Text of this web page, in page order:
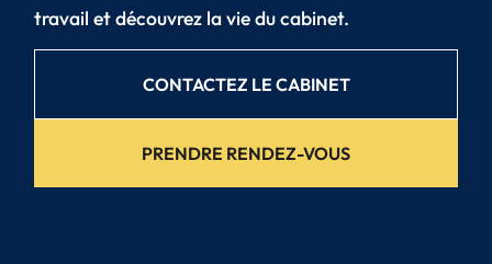
travail et découvrez la vie du cabinet.
CONTACTEZ LE CABINET
PRENDRE RENDEZ-VOUS